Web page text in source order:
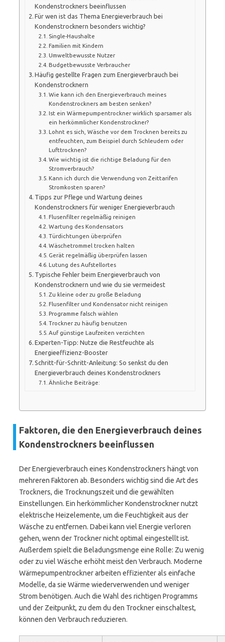
Kondenstrockners beeinflussen
Für wen ist das Thema Energieverbrauch bei
Kondenstrocknern besonders wichtig?
Single-Haushalte
Familien mit Kindern
Umweltbewusste Nutzer
Budgetbewusste Verbraucher
Häufig gestellte Fragen zum Energieverbrauch bei
Kondenstrocknern
Wie kann ich den Energieverbrauch meines
Kondenstrockners am besten senken?
Ist ein Wärmepumpentrockner wirklich sparsamer als
ein herkömmlicher Kondenstrockner?
Lohnt es sich, Wäsche vor dem Trocknen bereits zu
entfeuchten, zum Beispiel durch Schleudern oder
Lufttrocknen?
Wie wichtig ist die richtige Beladung für den
Stromverbrauch?
Kann ich durch die Verwendung von Zeittarifen
Stromkosten sparen?
Tipps zur Pflege und Wartung deines
Kondenstrockners für weniger Energieverbrauch
Flusenfilter regelmäßig reinigen
Wartung des Kondensators
Türdichtungen überprüfen
Wäschetrommel trocken halten
Gerät regelmäßig überprüfen lassen
Lutung des Aufstellortes
Typische Fehler beim Energieverbrauch von
Kondenstrocknern und wie du sie vermeidest
Zu kleine oder zu große Beladung
Flusenfilter und Kondensator nicht reinigen
Programme falsch wählen
Trockner zu häufig benutzen
Auf günstige Laufzeiten verzichten
Experten-Tipp: Nutze die Restfeuchte als
Energieeffizienz-Booster
Schritt-für-Schritt-Anleitung: So senkst du den
Energieverbrauch deines Kondenstrockners
Ähnliche Beiträge:
Faktoren, die den Energieverbrauch deines
Kondenstrockners beeinflussen
Der Energieverbrauch eines Kondenstrockners hängt von
mehreren Faktoren ab. Besonders wichtig sind die Art des
Trockners, die Trocknungszeit und die gewählten
Einstellungen. Ein herkömmlicher Kondenstrockner nutzt
elektrische Heizelemente, um die Feuchtigkeit aus der
Wäsche zu entfernen. Dabei kann viel Energie verloren
gehen, wenn der Trockner nicht optimal eingestellt ist.
Außerdem spielt die Beladungsmenge eine Rolle: Zu wenig
oder zu viel Wäsche erhöht meist den Verbrauch. Moderne
Wärmepumpentrockner arbeiten effizienter als einfache
Modelle, da sie Wärme wiederverwenden und weniger
Strom benötigen. Auch die Wahl des richtigen Programms
und der Zeitpunkt, zu dem du den Trockner einschaltest,
können den Verbrauch reduzieren.